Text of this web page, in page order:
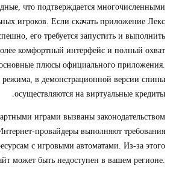
что подтверждается многочисленными
игроков. Если скачать приложение Лекс
его требуется запустить и выполнить
комфортный интерфейс и полный охват
плюсы официального приложения.
режима, в демонстрационной версии спины
осуществляются на виртуальные кредиты.
играми вызваны законодательством
провайдеры выполняют требования
с игровыми автоматами. Из-за этого
может быть недоступен в вашем регионе.